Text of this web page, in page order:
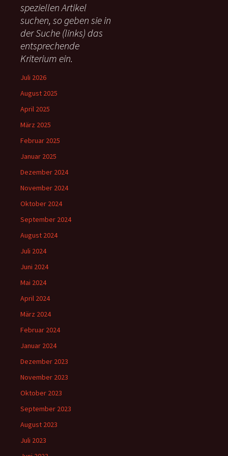
n
a
c
:
speziellen Artikel
suchen, so geben sie in
der Suche (links) das
entsprechende
Kriterium ein.
Juli 2026
August 2025
April 2025
März 2025
Februar 2025
Januar 2025
Dezember 2024
November 2024
Oktober 2024
September 2024
August 2024
Juli 2024
Juni 2024
Mai 2024
April 2024
März 2024
Februar 2024
Januar 2024
Dezember 2023
November 2023
Oktober 2023
September 2023
August 2023
Juli 2023